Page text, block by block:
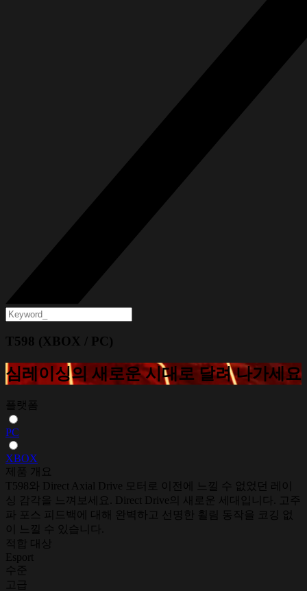
T598 (XBOX / PC)
심레이싱의 새로운 시대로 달려 나가세요
플랫폼
PC
XBOX
제품 개요
T598와 Direct Axial Drive 모터로 이전에 느낄 수 없었던 레이
싱 감각을 느껴보세요. Direct Drive의 새로운 세대입니다. 고주
파 포스 피드백에 대해 완벽하고 선명한 휠림 동작을 코깅 없
이 느낄 수 있습니다.
적합 대상
Esport
수준
고급